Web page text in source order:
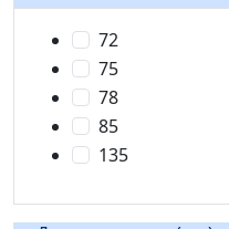
72
75
78
85
135